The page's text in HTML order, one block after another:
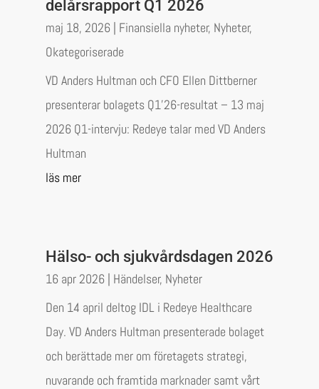
delårsrapport Q1 2026
maj 18, 2026| Finansiella nyheter, Nyheter,
Okategoriserade
VD Anders Hultman och CFO Ellen Dittberner
presenterar bolagets Q1’26-resultat – 13 maj
2026 Q1-intervju: Redeye talar med VD Anders
Hultman
läs mer
Hälso- och sjukvårdsdagen 2026
16 apr 2026| Händelser, Nyheter
Den 14 april deltog IDL i Redeye Healthcare
Day. VD Anders Hultman presenterade bolaget
och berättade mer om företagets strategi,
nuvarande och framtida marknader samt vårt